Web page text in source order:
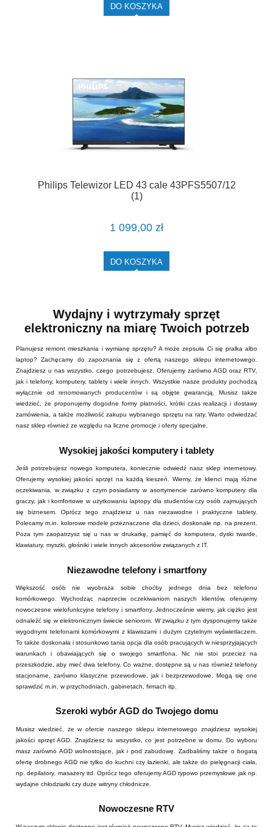
DO KOSZYKA
Philips Telewizor LED 43 cale 43PFS5507/12
(1)
1 099,00 zł
DO KOSZYKA
Wydajny i wytrzymały sprzęt
elektroniczny na miarę Twoich potrzeb
Planujesz remont mieszkania i wymianę sprzętu? A może zepsuła Ci się pralka albo
laptop? Zachęcamy do zapoznania się z ofertą naszego sklepu internetowego.
Znajdziesz u nas wszystko, czego potrzebujesz. Oferujemy zarówno AGD oraz RTV,
jak i telefony, komputery, tablety i wiele innych. Wszystkie nasze produkty pochodzą
wyłącznie od renomowanych producentów i są objęte gwarancją. Musisz także
wiedzieć, że proponujemy dogodne formy płatności, krótki czas realizacji i dostawy
zamówienia, a także możliwość zakupu wybranego sprzętu na raty. Warto odwiedzać
nasz sklep również ze względu na liczne promocje i oferty specjalne.
Wysokiej jakości komputery i tablety
Jeśli potrzebujesz nowego komputera, koniecznie odwiedź nasz sklep internetowy.
Oferujemy wysokiej jakości sprzęt na każdą kieszeń. Wiemy, że klienci mają różne
oczekiwania, w związku z czym posiadamy w asortymencie zarówno komputery dla
graczy, jak i komfortowe w użytkowaniu laptopy dla studentów czy osób zajmujących
się biznesem. Oprócz tego znajdziesz u nas niezawodne i praktyczne tablety.
Polecamy m.in. kolorowe modele przeznaczone dla dzieci, doskonałe np. na prezent.
Poza tym zaopatrzysz się u nas w drukarkę, pamięć do komputera, dyski twarde,
klawiatury, myszki, głośniki i wiele innych akcesoriów związanych z IT.
Niezawodne telefony i smartfony
Większość osób nie wyobraża sobie choćby jednego dnia bez telefonu
komórkowego. Wychodząc naprzeciw oczekiwaniom naszych klientów, oferujemy
nowoczesne wielofunkcyjne telefony i smartfony. Jednocześnie wiemy, jak ciężko jest
odnaleźć się w elektronicznym świecie seniorom. W związku z tym dysponujemy także
wygodnymi telefonami komórkowymi z klawiszami i dużym czytelnym wyświetlaczem.
To także doskonała i stosunkowo tania opcja dla osób pracujących w niesprzyjających
warunkach i obawiających się o swojego smartfona. Nic nie stoi przecież na
przeszkodzie, aby mieć dwa telefony. Co ważne, dostępne są u nas również telefony
stacjonarne, zarówno klasyczne przewodowe, jak i bezprzewodowe. Mogą się one
sprawdzić m.in. w przychodniach, gabinetach, firmach itp.
Szeroki wybór AGD do Twojego domu
Musisz wiedzieć, że w ofercie naszego sklepu internetowego znajdziesz wysokiej
jakości sprzęt AGD. Znajdziesz tu wszystko, co jest potrzebne w domu. Do wyboru
masz zarówno AGD wolnostojące, jak i pod zabudowę. Zadbaliśmy także o bogatą
ofertę drobnego AGD nie tylko do kuchni czy łazienki, ale także do pielęgnacji ciała,
np. depilatory, masażery itd. Oprócz tego oferujemy AGD typowo przemysłowe jak np.
wydajne chłodziarki czy duże witryny chłodnicze.
Nowoczesne RTV